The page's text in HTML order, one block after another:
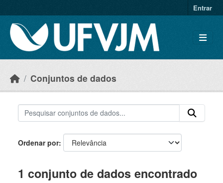
Entrar
Conjuntos de dados
Ordenar por
1 conjunto de dados encontrado